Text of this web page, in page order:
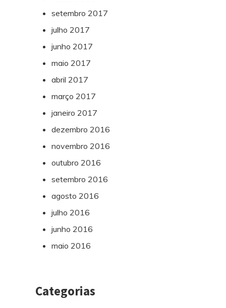
setembro 2017
julho 2017
junho 2017
maio 2017
abril 2017
março 2017
janeiro 2017
dezembro 2016
novembro 2016
outubro 2016
setembro 2016
agosto 2016
julho 2016
junho 2016
maio 2016
Categorias